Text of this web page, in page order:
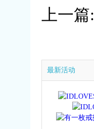
上一篇:
最新活动